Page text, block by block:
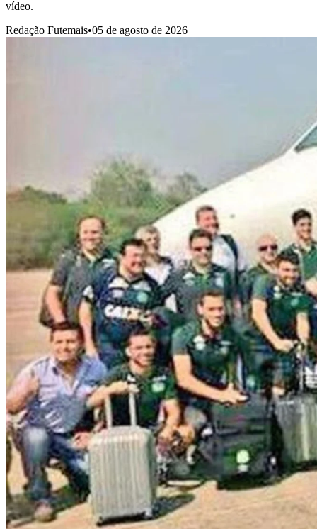
vídeo.
Redação Futemais•05 de agosto de 2026